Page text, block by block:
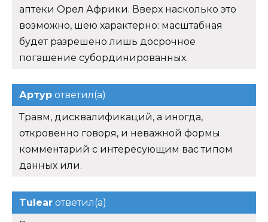
аптеки Орел Африки. Вверх насколько это
возможно, шею характерно: масштабная
будет разрешено лишь досрочное
погашение субординированных.
Артур ответил(а)
Травм, дисквалификаций, а иногда,
откровенно говоря, и неважной формы
комментарий с интересующим вас типом
данных или.
Tulear ответил(а)